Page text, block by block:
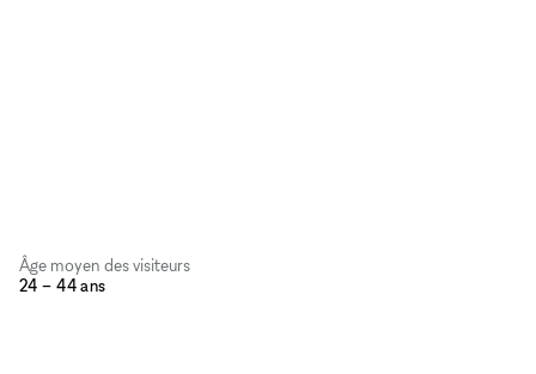
Âge moyen des visiteurs
24 – 44 ans